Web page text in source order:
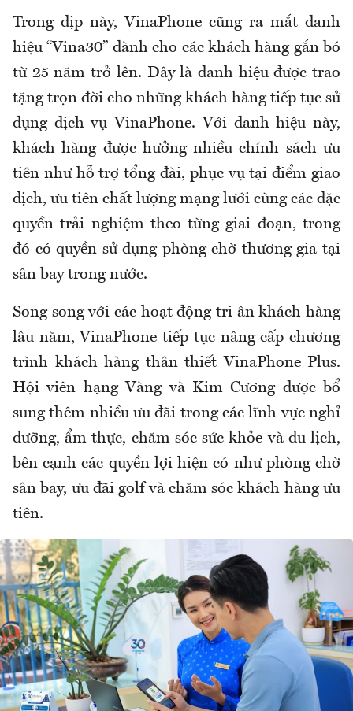
Trong dịp này, VinaPhone cũng ra mắt danh
hiệu “Vina30” dành cho các khách hàng gắn bó
từ 25 năm trở lên. Đây là danh hiệu được trao
tặng trọn đời cho những khách hàng tiếp tục sử
dụng dịch vụ VinaPhone. Với danh hiệu này,
khách hàng được hưởng nhiều chính sách ưu
tiên như hỗ trợ tổng đài, phục vụ tại điểm giao
dịch, ưu tiên chất lượng mạng lưới cùng các đặc
quyền trải nghiệm theo từng giai đoạn, trong
đó có quyền sử dụng phòng chờ thương gia tại
sân bay trong nước.
Song song với các hoạt động tri ân khách hàng
lâu năm, VinaPhone tiếp tục nâng cấp chương
trình khách hàng thân thiết VinaPhone Plus.
Hội viên hạng Vàng và Kim Cương được bổ
sung thêm nhiều ưu đãi trong các lĩnh vực nghỉ
dưỡng, ẩm thực, chăm sóc sức khỏe và du lịch,
bên cạnh các quyền lợi hiện có như phòng chờ
sân bay, ưu đãi golf và chăm sóc khách hàng ưu
tiên.